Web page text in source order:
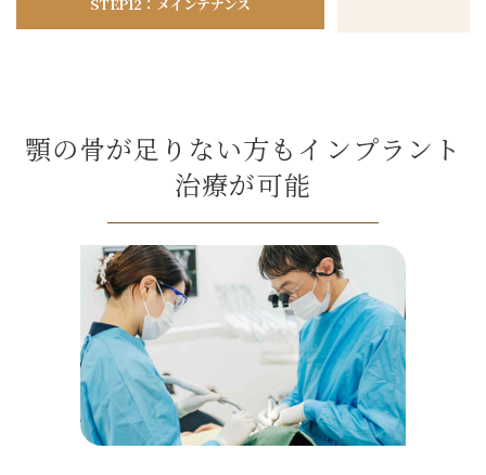
STEP12：メインテナンス
顎の骨が足りない方もインプラント
治療が可能